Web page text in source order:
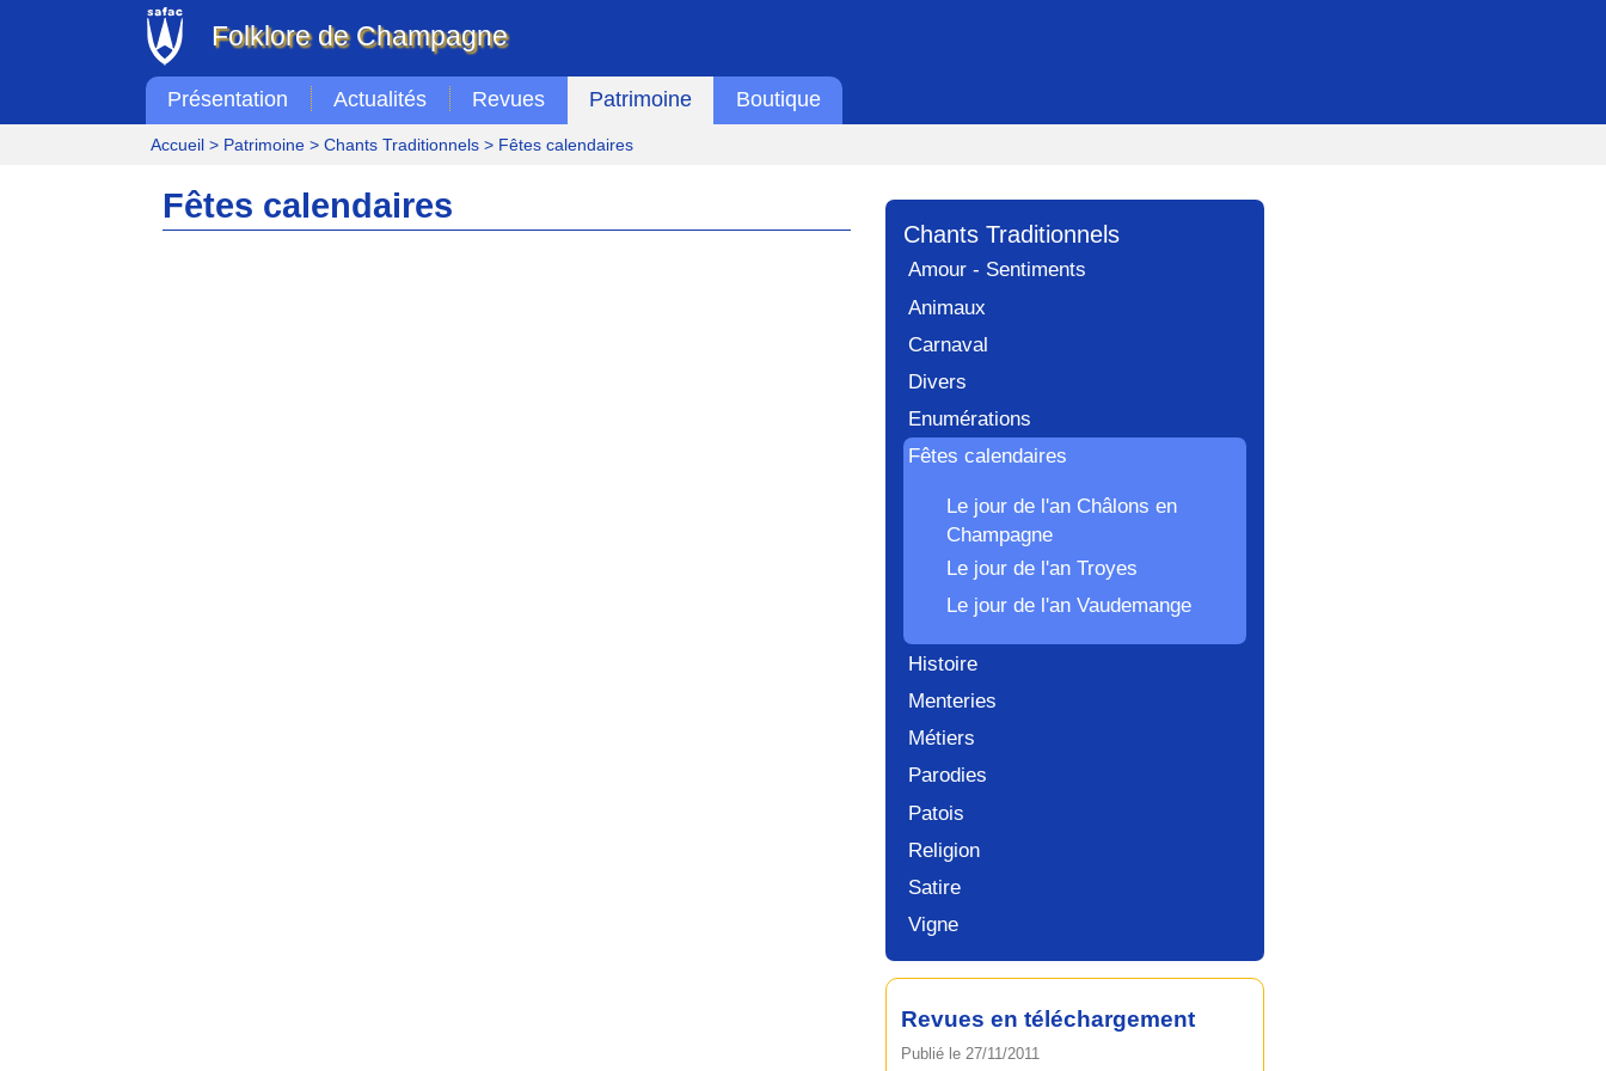
Folklore de Champagne
Présentation Actualités Revues Patrimoine Boutique
Accueil> Patrimoine> Chants Traditionnels> Fêtes calendaires
Fêtes calendaires
Chants Traditionnels
Amour - Sentiments
Animaux
Carnaval
Divers
Enumérations
Fêtes calendaires
Le jour de l'an Châlons en
Champagne
Le jour de l'an Troyes
Le jour de l'an Vaudemange
Histoire
Menteries
Métiers
Parodies
Patois
Religion
Satire
Vigne
Revues en téléchargement
Publié le 27/11/2011